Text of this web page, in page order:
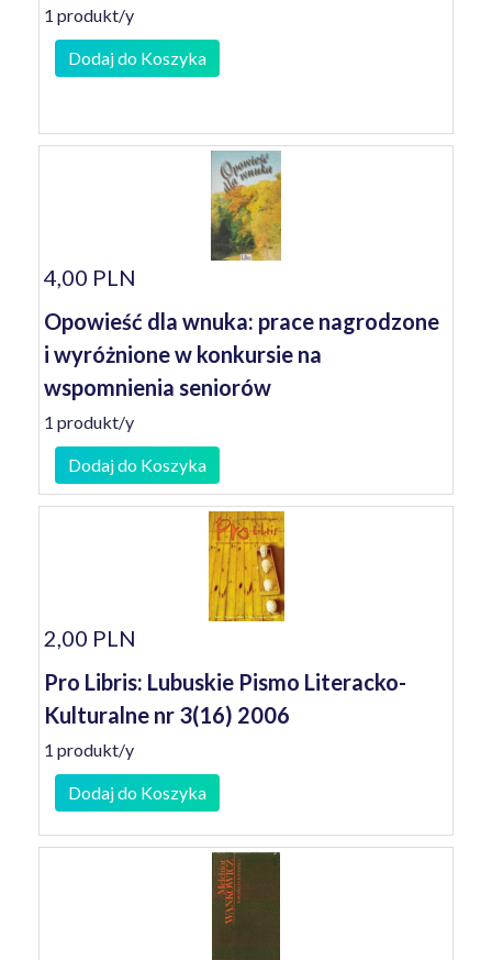
1 produkt/y
Dodaj do Koszyka
4,00 PLN
Opowieść dla wnuka: prace nagrodzone
i wyróżnione w konkursie na
wspomnienia seniorów
1 produkt/y
Dodaj do Koszyka
2,00 PLN
Pro Libris: Lubuskie Pismo Literacko-
Kulturalne nr 3(16) 2006
1 produkt/y
Dodaj do Koszyka